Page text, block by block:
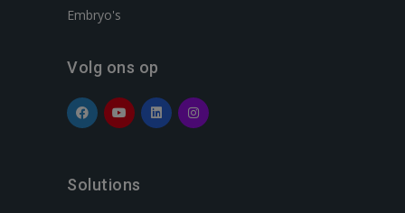
Embryo's
Volg ons op
Solutions